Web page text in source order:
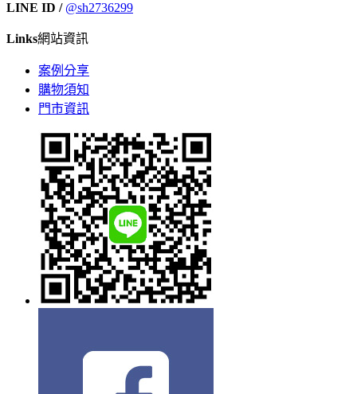
LINE ID / @sh2736299
Links網站資訊
案例分享
購物須知
門市資訊